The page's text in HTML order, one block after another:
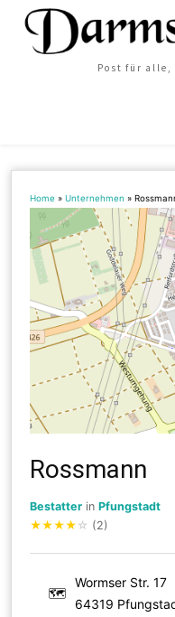
Post für alle,
Home »Unternehmen »
Rossmann
Bestatter inPfungstadt
★★★★ ☆ (2)
🗺
Wormser Str. 17
64319